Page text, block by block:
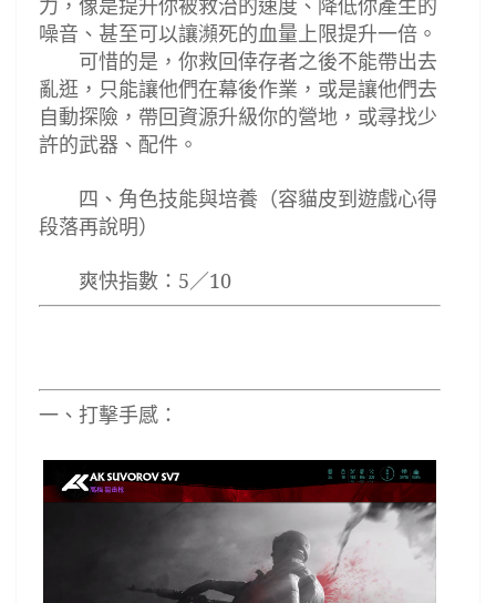
力，像是提升你被救治的速度 、降低你產生的
噪音、甚至可以讓瀕死的血量上限提升一倍。
可惜的是，你救回倖存者之後不能帶出去
亂逛，只能讓他們在幕後作業，或是讓他們去
自動探險，帶回資源升級你的營地，或尋找少
許的武器 、配件 。
四 、 角色技能與培養（容貓皮到遊戲心得
段落再說明）
爽快指數 ： 5／10
一 、 打擊手感 ：